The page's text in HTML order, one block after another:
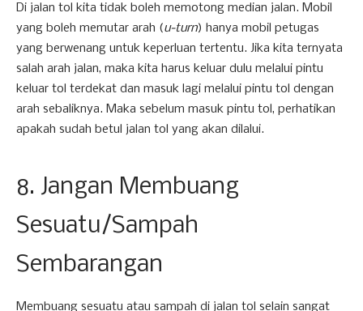
Di jalan tol kita tidak boleh memotong median jalan. Mobil
yang boleh memutar arah (u-turn) hanya mobil petugas
yang berwenang untuk keperluan tertentu. Jika kita ternyata
salah arah jalan, maka kita harus keluar dulu melalui pintu
keluar tol terdekat dan masuk lagi melalui pintu tol dengan
arah sebaliknya. Maka sebelum masuk pintu tol, perhatikan
apakah sudah betul jalan tol yang akan dilalui.
8. Jangan Membuang
Sesuatu/Sampah
Sembarangan
Membuang sesuatu atau sampah di jalan tol selain sangat